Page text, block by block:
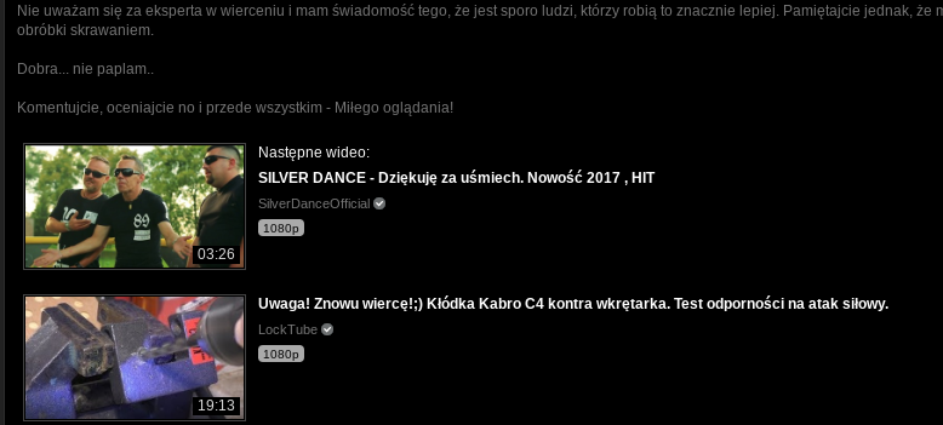
Nie uważam się za eksperta w wierceniu i mam świadomość tego, że jest sporo ludzi, którzy robią to znacznie lepiej. Pamiętajcie jednak,
obróbki skrawaniem.
Dobra... nie paplam..
Komentujcie, oceniajcie no i przede wszystkim - Miłego oglądania!
03:26
Następne wideo:
SILVER DANCE - Dziękuję za uśmiech. Nowość 2017 , HIT
SilverDanceOfficial
1080p
19:13
Uwaga! Znowu wiercę!;) Kłódka Kabro C4 kontra wkrętarka. Test odporności na atak siłowy.
LockTube
1080p